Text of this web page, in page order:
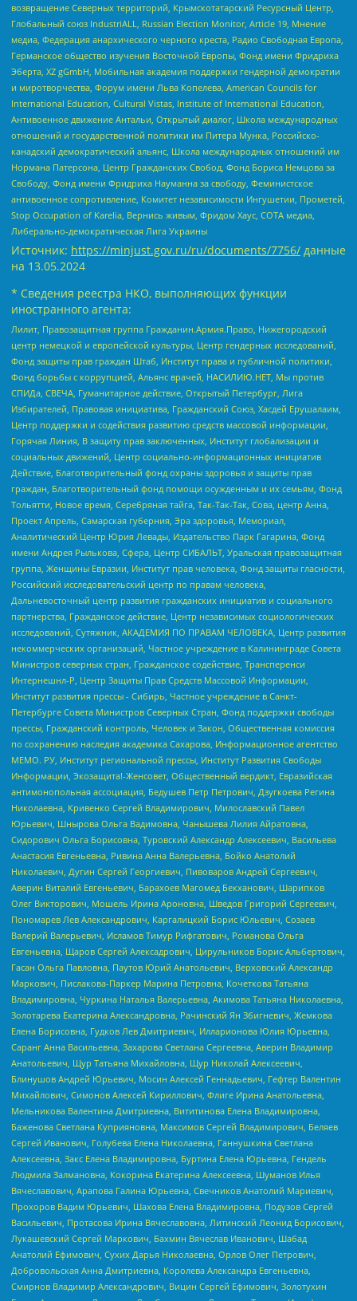
возвращение Северных территорий, Крымскотатарский Ресурсный Центр,
Глобальный союз IndustriALL, Russian Election Monitor, Article 19, Мнение
медиа, Федерация анархического черного креста, Радио Свободная Европа,
Германское общество изучения Восточной Европы, Фонд имени Фридриха
Эберта, XZ gGmbH, Мобильная академия поддержки гендерной демократии
и миротворчества, Форум имени Льва Копелева, American Councils for
International Education, Cultural Vistas, Institute of International Education,
Антивоенное движение Антальи, Открытый диалог, Школа международных
отношений и государственной политики им Питера Мунка, Российско-
канадский демократический альянс, Школа международных отношений им
Нормана Патерсона, Центр Гражданских Свобод, Фонд Бориса Немцова за
Свободу, Фонд имени Фридриха Науманна за свободу, Феминистское
антивоенное сопротивление, Комитет независимости Ингушетии, Прометей,
Stop Occupation of Karelia, Вернись живым, Фридом Хаус, СОТА медиа,
Либерально-демократическая Лига Украины
Источник: https://minjust.gov.ru/ru/documents/7756/ данные
на 13.05.2024
* Сведения реестра НКО, выполняющих функции
иностранного агента:
Лилит, Правозащитная группа Гражданин.Армия.Право, Нижегородский
центр немецкой и европейской культуры, Центр гендерных исследований,
Фонд защиты прав граждан Штаб, Институт права и публичной политики,
Фонд борьбы с коррупцией, Альянс врачей, НАСИЛИЮ.НЕТ, Мы против
СПИДа, СВЕЧА, Гуманитарное действие, Открытый Петербург, Лига
Избирателей, Правовая инициатива, Гражданский Союз, Хасдей Ерушалаим,
Центр поддержки и содействия развитию средств массовой информации,
Горячая Линия, В защиту прав заключенных, Институт глобализации и
социальных движений, Центр социально-информационных инициатив
Действие, Благотворительный фонд охраны здоровья и защиты прав
граждан, Благотворительный фонд помощи осужденным и их семьям, Фонд
Тольятти, Новое время, Серебряная тайга, Так-Так-Так, Сова, центр Анна,
Проект Апрель, Самарская губерния, Эра здоровья, Мемориал,
Аналитический Центр Юрия Левады, Издательство Парк Гагарина, Фонд
имени Андрея Рылькова, Сфера, Центр СИБАЛЬТ, Уральская правозащитная
группа, Женщины Евразии, Институт прав человека, Фонд защиты гласности,
Российский исследовательский центр по правам человека,
Дальневосточный центр развития гражданских инициатив и социального
партнерства, Гражданское действие, Центр независимых социологических
исследований, Сутяжник, АКАДЕМИЯ ПО ПРАВАМ ЧЕЛОВЕКА, Центр развития
некоммерческих организаций, Частное учреждение в Калининграде Совета
Министров северных стран, Гражданское содействие, Трансперенси
Интернешнл-Р, Центр Защиты Прав Средств Массовой Информации,
Институт развития прессы - Сибирь, Частное учреждение в Санкт-
Петербурге Совета Министров Северных Стран, Фонд поддержки свободы
прессы, Гражданский контроль, Человек и Закон, Общественная комиссия
по сохранению наследия академика Сахарова, Информационное агентство
МЕМО. РУ, Институт региональной прессы, Институт Развития Свободы
Информации, Экозащита!-Женсовет, Общественный вердикт, Евразийская
антимонопольная ассоциация, Бедушев Петр Петрович, Дзугкоева Регина
Николаевна, Кривенко Сергей Владимирович, Милославский Павел
Юрьевич, Шнырова Ольга Вадимовна, Чанышева Лилия Айратовна,
Сидорович Ольга Борисовна, Туровский Александр Алексеевич, Васильева
Анастасия Евгеньевна, Ривина Анна Валерьевна, Бойко Анатолий
Николаевич, Дугин Сергей Георгиевич, Пивоваров Андрей Сергеевич,
Аверин Виталий Евгеньевич, Барахоев Магомед Бекханович, Шарипков
Олег Викторович, Мошель Ирина Ароновна, Шведов Григорий Сергеевич,
Пономарев Лев Александрович, Каргалицкий Борис Юльевич, Созаев
Валерий Валерьевич, Исламов Тимур Рифгатович, Романова Ольга
Евгеньевна, Щаров Сергей Алексадрович, Цирульников Борис Альбертович,
Гасан Ольга Павловна, Паутов Юрий Анатольевич, Верховский Александр
Маркович, Пислакова-Паркер Марина Петровна, Кочеткова Татьяна
Владимировна, Чуркина Наталья Валерьевна, Акимова Татьяна Николаевна,
Золотарева Екатерина Александровна, Рачинский Ян Збигневич, Жемкова
Елена Борисовна, Гудков Лев Дмитриевич, Илларионова Юлия Юрьевна,
Саранг Анна Васильевна, Захарова Светлана Сергеевна, Аверин Владимир
Анатольевич, Щур Татьяна Михайловна, Щур Николай Алексеевич,
Блинушов Андрей Юрьевич, Мосин Алексей Геннадьевич, Гефтер Валентин
Михайлович, Симонов Алексей Кириллович, Флиге Ирина Анатольевна,
Мельникова Валентина Дмитриевна, Вититинова Елена Владимировна,
Баженова Светлана Куприяновна, Максимов Сергей Владимирович, Беляев
Сергей Иванович, Голубева Елена Николаевна, Ганнушкина Светлана
Алексеевна, Закс Елена Владимировна, Буртина Елена Юрьевна, Гендель
Людмила Залмановна, Кокорина Екатерина Алексеевна, Шуманов Илья
Вячеславович, Арапова Галина Юрьевна, Свечников Анатолий Мариевич,
Прохоров Вадим Юрьевич, Шахова Елена Владимировна, Подузов Сергей
Васильевич, Протасова Ирина Вячеславовна, Литинский Леонид Борисович,
Лукашевский Сергей Маркович, Бахмин Вячеслав Иванович, Шабад
Анатолий Ефимович, Сухих Дарья Николаевна, Орлов Олег Петрович,
Добровольская Анна Дмитриевна, Королева Александра Евгеньевна,
Смирнов Владимир Александрович, Вицин Сергей Ефимович, Золотухин